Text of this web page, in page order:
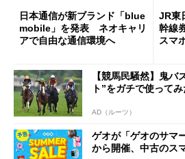
日本通信が新ブランド「blue
mobile」を発表 ネオキャリ
アで自由な通信環境へ
JR東
幹線
スマ
【競馬民騒然】鬼バ
ト”をガチで使ってみ
AD（ルーツ）
ゲオが「ゲオのサマ
から開催、中古のス